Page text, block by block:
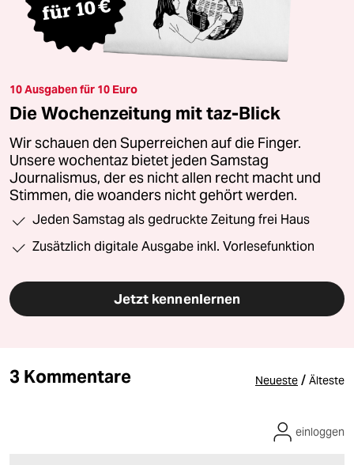
10 Ausgaben für 10 Euro
Die Wochenzeitung mit taz-Blick
Wir schauen den Superreichen auf die Finger.
Unsere wochentaz bietet jeden Samstag
Journalismus, der es nicht allen recht macht und
Stimmen, die woanders nicht gehört werden.
Jeden Samstag als gedruckte Zeitung frei Haus
Zusätzlich digitale Ausgabe inkl. Vorlesefunktion
Jetzt kennenlernen
3 Kommentare Neueste / Älteste
einloggen